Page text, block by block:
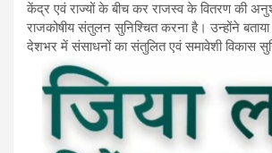
केंद्र एवं राज्यों के बीच कर राजस्व के वितरण की
राजकोषीय संतुलन सुनिश्चित करना है। उन्होंने बताया
देशभर में संसाधनों का संतुलित एवं समावेशी विकास